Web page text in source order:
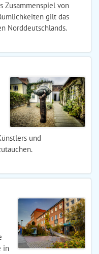
Zusammenspiel von
gilt das
Norddeutschlands.
und
in